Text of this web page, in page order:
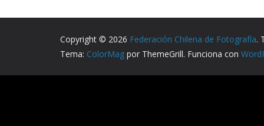
Copyright © 2026 Federación Chilena de Fotografía.
Tema: ColorMag por ThemeGrill. Funciona con